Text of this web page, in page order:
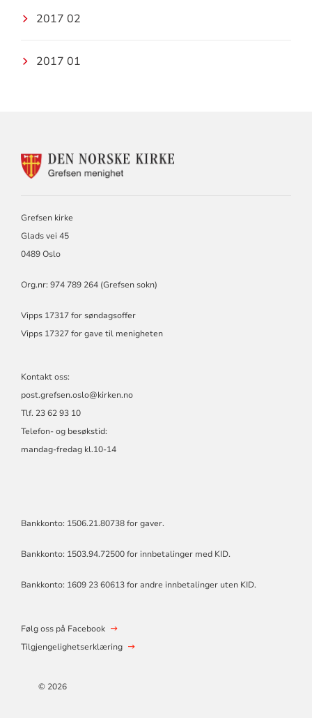
2017 02
2017 01
KONTAKTINFORMASJON
Grefsen kirke
Glads vei 45
0489 Oslo
Org.nr: 974 789 264 (Grefsen sokn)
Vipps 17317 for søndagsoffer
Vipps 17327 for gave til menigheten
Kontakt oss:
post.grefsen.oslo@kirken.no
Tlf. 23 62 93 10
Telefon- og besøkstid:
mandag-fredag kl.10-14
Bankkonto: 1506.21.80738 for gaver.
Bankkonto: 1503.94.72500 for innbetalinger med KID.
Bankkonto: 1609 23 60613 for andre innbetalinger uten KID.
Følg oss på Facebook
Tilgjengelighetserklæring
© 2026